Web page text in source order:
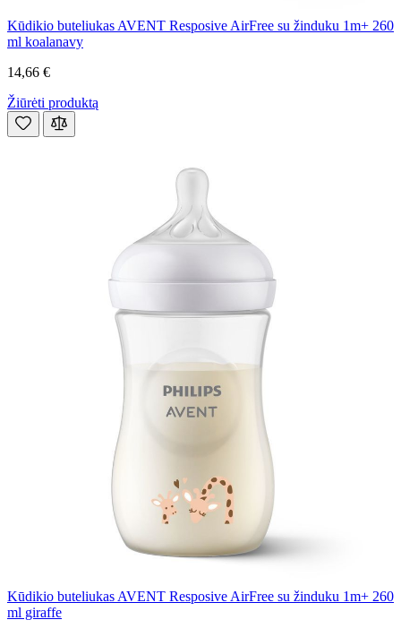
Kūdikio buteliukas AVENT Resposive AirFree su žinduku 1m+ 260
ml koalanavy
14,66 €
Žiūrėti produktą
Kūdikio buteliukas AVENT Resposive AirFree su žinduku 1m+ 260
ml giraffe